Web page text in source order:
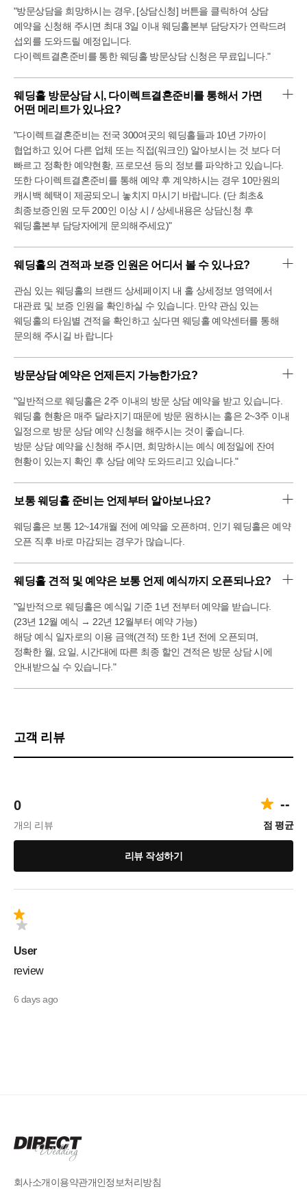
7층 컨벤션홀은 더 어두운 분위기라 그런지 천장이 훨씬 더
높게 느껴졌어요!
버진로드 위쪽 조명 켜지는것 보느라 사진은 못찍었
지만ᅲᅲ
단상 뒤 커튼이 열리면서 펼쳐지는 그리너리한 장식이 정말
맘에 들었어요.
양 옆으로 반딧불이 같은 알조명 같은 디테일도 참 예뻤어요!
전체적으로 홀 분위기가 어둡고 고급스러워 하객분들께서
식에 집중하기도 좋겠다는 생각이 들었고,
하객좌석도 더 여유로워서 편안하게 앉아계실 수 있을 것
같았어요.
노블레스홀과 컨벤션홀 중 많은 고민을 했지만, 컨벤션홀을
보는 순간 바로 계약을 결정했어요!
저희는 2026년 9월 예식을 노블레스웨딩컨벤션 7층
컨벤션홀에서 진행하기로 했고,
그 날이 너무너무 기다려집니다ᅲᅲ 친절한 응대와 세심한
설명 덕분에 정말 만족스러운 상담이었어요.
보시길 정말 추천드려요!!
"방문상담을 희망하시는 경우, [상담신청] 버튼을 클릭하여 상담
예약을 신청해 주시면 최대 3일 이내 웨딩홀본부 담당자가 연락드려
섭외를 도와드릴 예정입니다.
다이렉트결혼준비를 통한 웨딩홀 방문상담 신청은 무료입니다."
웨딩홀 방문상담 시, 다이렉트결혼준비를 통해서 가면
어떤 메리트가 있나요?
"다이렉트결혼준비는 전국 300여곳의 웨딩홀들과 10년 가까이
협업하고 있어 다른 업체 또는 직접(워크인) 알아보시는 것 보다 더
빠르고 정확한 예약현황, 프로모션 등의 정보를 파악하고 있습니다.
또한 다이렉트결혼준비를 통해 예약 후 계약하시는 경우 10만원의
캐시백 혜택이 제공되오니 놓치지 마시기 바랍니다. (단 최초&
최종보증인원 모두 200인 이상 시 / 상세내용은 상담신청 후
웨딩홀본부 담당자에게 문의해주세요)"
웨딩홀의 견적과 보증 인원은 어디서 볼 수 있나요?
관심 있는 웨딩홀의 브랜드 상세페이지 내 홀 상세정보 영역에서
대관료 및 보증 인원을 확인하실 수 있습니다. 만약 관심 있는
웨딩홀의 타임별 견적을 확인하고 싶다면 웨딩홀 예약센터를 통해
문의해 주시길 바 랍니다
방문상담 예약은 언제든지 가능한가요?
"일반적으로 웨딩홀은 2주 이내의 방문 상담 예약을 받고 있습니다.
웨딩홀 현황은 매주 달라지기 때문에 방문 원하시는 홀은 2~3주 이내
일정으로 방문 상담 예약 신청을 해주시는 것이 좋습니다.
방문 상담 예약을 신청해 주시면, 희망하시는 예식 예정일에 잔여
현황이 있는지 확인 후 상담 예약 도와드리고 있습니다."
보통 웨딩홀 준비는 언제부터 알아보나요?
웨딩홀은 보통 12~14개월 전에 예약을 오픈하며, 인기 웨딩홀은 예약
오픈 직후 바로 마감되는 경우가 많습니다.
웨딩홀 견적 및 예약은 보통 언제 예식까지 오픈되나요?
"일반적으로 웨딩홀은 예식일 기준 1년 전부터 예약을 받습니다.
(23년 12월 예식 → 22년 12월부터 예약 가능)
해당 예식 일자로의 이용 금액(견적) 또한 1년 전에 오픈되며,
정확한 월, 요일, 시간대에 따른 최종 할인 견적은 방문 상담 시에
안내받으실 수 있습니다."
고객 리뷰
0
개의 리뷰
--
점 평균
리뷰 작성하기
User
review
6 days ago
회사소개이용약관개인정보처리방침